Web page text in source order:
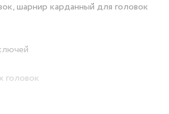
шарнир карданный для головок
головок